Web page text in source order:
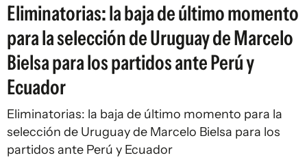
Eliminatorias: la baja de último momento
para la selección de Uruguay de Marcelo
Bielsa para los partidos ante Perú y
Ecuador
Eliminatorias: la baja de último momento para la
selección de Uruguay de Marcelo Bielsa para los
partidos ante Perú y Ecuador